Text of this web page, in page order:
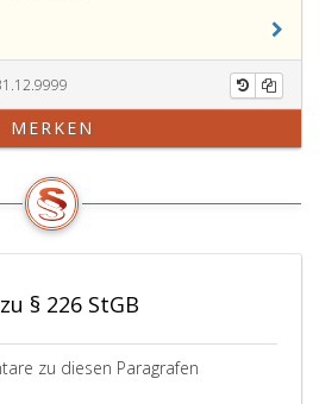
zu
bestrafen,
wer
freiwillig,
die
falsche
oder
verfälschte
die
dem
nachgemachten
MERKEN
§ 226 StGB
zu diesen Paragrafen